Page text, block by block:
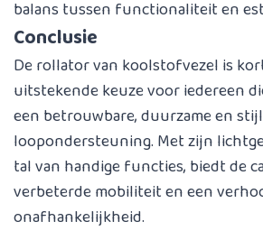
balans tussen functionaliteit en
Conclusie
De rollator van koolstofvezel is
uitstekende keuze voor iedereen
een betrouwbare, duurzame en
loopondersteuning. Met zijn
tal van handige functies, biedt de
verbeterde mobiliteit en een
onafhankelijkheid.